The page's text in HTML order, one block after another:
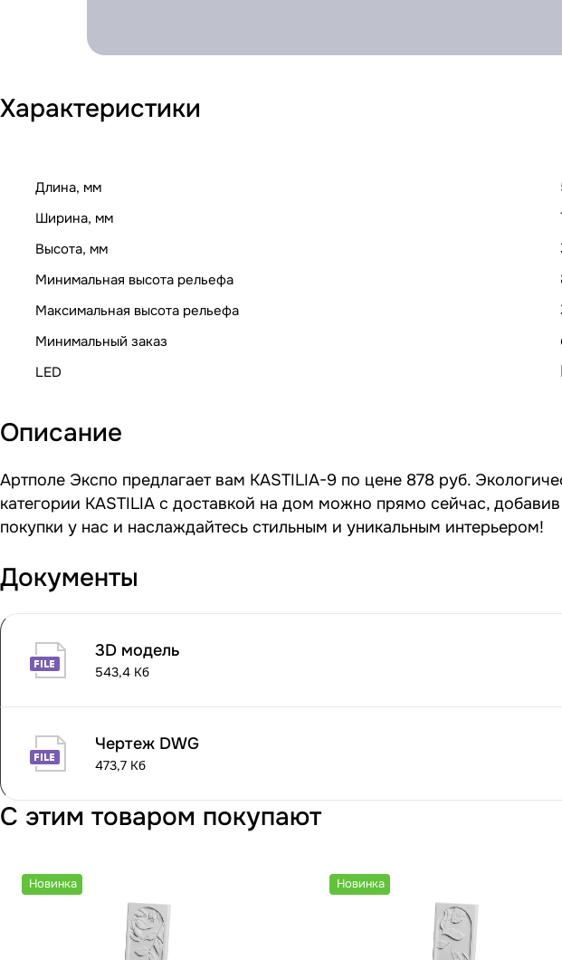
Характеристики
Длина, мм
Ширина, мм
Высота, мм
Минимальная высота рельефа
Максимальная высота рельефа
Минимальный заказ
LED
Описание
Артполе Экспо предлагает вам KASTILIA-9 по цене 878 руб.
категории KASTILIA с доставкой на дом можно прямо сейчас,
покупки у нас и наслаждайтесь стильным и уникальным интерьером!
Документы
3D модель
543,4 Кб
Чертеж DWG
473,7 Кб
С этим товаром покупают
Новинка Новинка